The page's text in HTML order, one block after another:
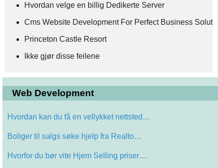
Hvordan velge en billig Dedikerte Server
Cms Website Development For Perfect Business
Princeton Castle Resort
Ikke gjør disse feilene
Web Development
Hvordan kan du få en vellykket nettsted…
Boliger til salgs søke hjelp fra Realto…
Hvorfor du bør vite Hjem Selling priser…